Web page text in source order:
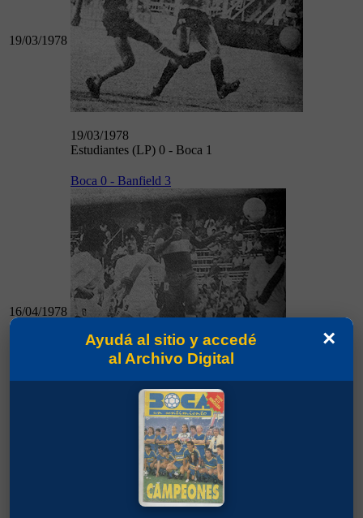
19/03/1978
19/03/1978
Estudiantes (LP) 0 - Boca 1
16/04/1978
Boca 0 - Banfield 3
Boca 0 - Banfield 3
Boca 1 - Platense 1
×
Ayudá al sitio y accedé
al Archivo Digital